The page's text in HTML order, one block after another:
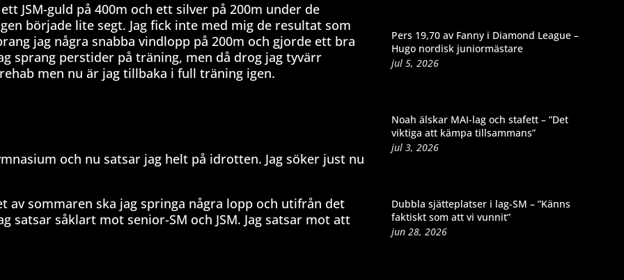
JSM-guld på 400m och ett silver på 200m under de
började lite segt. Jag fick inte med mig de resultat som
jag några snabba vindlopp på 200m och gjorde ett bra
sprang perstider på träning, men då drog jag tyvärr
men nu är jag tillbaka i full träning igen.
och nu satsar jag helt på idrotten. Jag söker just nu
av sommaren ska jag springa några lopp och utifrån det
satsar såklart mot senior-SM och JSM. Jag satsar mot att
Pers 19,70 av Fanny i Diamond League –
Hugo nordisk juniormästare
jul 5, 2026
Noah älskar MAI-lag och stafett – ”Det
viktiga att kämpa tillsammans”
jul 3, 2026
Dubbla sjätteplatser i lag-SM – ”Känns
faktiskt som att vi vunnit”
jun 28, 2026